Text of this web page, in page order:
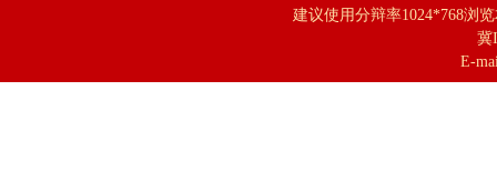
建议使用分辩率1024*768浏
冀
E-